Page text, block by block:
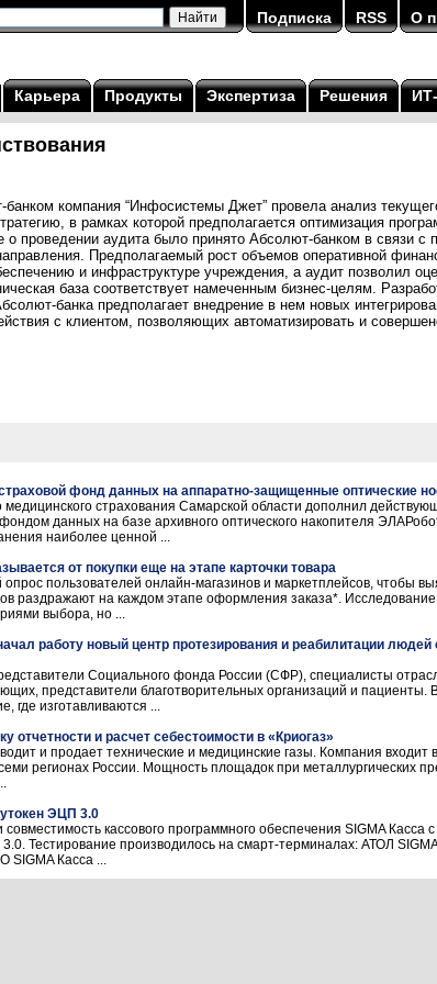
Подписка RSS О
Карьера Продукты Экспертиза Решения
компания “Инфосистемы Джет” провела анализ
в рамках которой предполагается оптимизация
о проведении аудита было принято Абсолют-банком в связи с
Предполагаемый рост объемов оперативной
и инфраструктуре учреждения, а аудит позволил
база соответствует намеченным бизнес-целям.
банка предполагает внедрение в нем новых
с клиентом, позволяющих автоматизировать и
фонд данных на аппаратно-защищенные оптические
страхования Самарской области дополнил
данных на базе архивного оптического накопителя
наиболее ценной ...
от покупки еще на этапе карточки товара
пользователей онлайн-магазинов и маркетплейсов, чтобы
раздражают на каждом этапе оформления заказа*. Исследование
выбора, но ...
работу новый центр протезирования и реабилитации людей
Социального фонда России (СФР), специалисты
представители благотворительных организаций и пациенты.
где изготавливаются ...
отчетности и расчет себестоимости в «Криогаз»
и продает технические и медицинские газы. Компания входит
регионах России. Мощность площадок при металлургических
ЭЦП 3.0
кассового программного обеспечения SIGMA Касса
Тестирование производилось на смарт-терминалах: АТОЛ
SIGMA Касса ...